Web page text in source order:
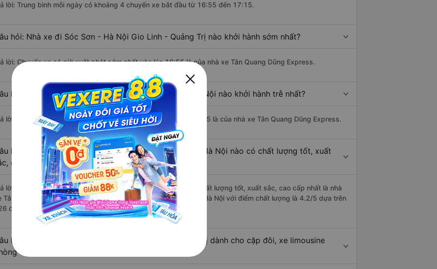
lời: Trung bình mỗi ngày có khoảng 4 chuyến xe bắt đầu từ 16:55 đến 17:15.
hỏi: Nhà xe đi Sóc Sơn - Hà Nội Gio Linh - Quảng Trị nào khởi hành sớm nhất?
lời: Chuyến xe có giờ xuất phát sớm nhất vào lúc 16:55 là của nhà xe Tân Quang Dũng Express.
hỏi: Nhà xe đi Gio Linh - Quảng Trị từ Sóc Sơn - Hà Nội nào khởi hành trễ nhất?
lời: Chuyến xe có giờ xuất phát trễ (muộn) nhất là vào lúc 17:15 là của nhà xe Tân Quang Dũng Express.
hỏi: Review xe đi Gio Linh - Quảng Trị từ Sóc Sơn - Hà Nội nào có chất lượng tốt, xuất
cao cấp nhất?
lời: Những hãng xe đi Sóc Sơn - Hà Nội Gio Linh - Quảng Trị chất lượng tốt, xuất sắc, cao cấp nhất là nhà
Tân Quang Dũng Express đi Gio Linh - Quảng Trị từ Sóc Sơn - Hà Nội với điểm chất lượng là 4.2/5 dựa trên
đánh giá của khách hàng).
hỏi: Có loại xe Sóc Sơn - Hà Nội Gio Linh - Quảng Trị dành cho cặp đôi, xe limousine
đôi không?